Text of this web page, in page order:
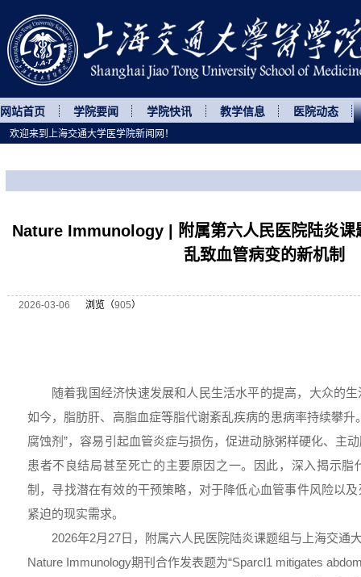
网站首页 学院要闻 学院快讯 教学信息 医院动态
Nature Immunology | 附属第六人民医院陆炎课
乱致血管病变的新机制
2026-03-06 浏览（905）
随着我国经济快速发展和人民生活水平的提高，大众的
如今，脂肪肝、高脂血症等脂代谢紊乱疾病的患病率持续攀升
腐蚀剂”，容易引起血管炎症与损伤，促进动脉粥样硬化、主
患者不良结局甚至死亡的主要原因之一。因此，深入揭示脂
制，寻找潜在有效的干预策略，对于降低心血管事件风险以
紧迫的现实需求。
2026年2月27日，附属六人民医院陆炎课题组与上海交通
Nature Immunology期刊合作发表题为“Sparcl1 mitigates
欢迎来到上海交通大学医学院新闻网！